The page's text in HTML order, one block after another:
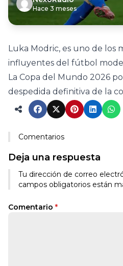
Hace 3 meses
Luka Modric, es uno de los
influyentes del fútbol
La Copa del Mundo 2026
despedida definitiva de la
Comentarios
Deja una respuesta
Tu dirección de correo
campos obligatorios están
Comentario *